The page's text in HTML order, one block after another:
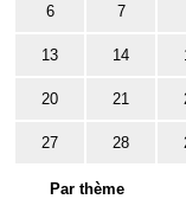
6 7
13 14
20 21
27 28
Par thème